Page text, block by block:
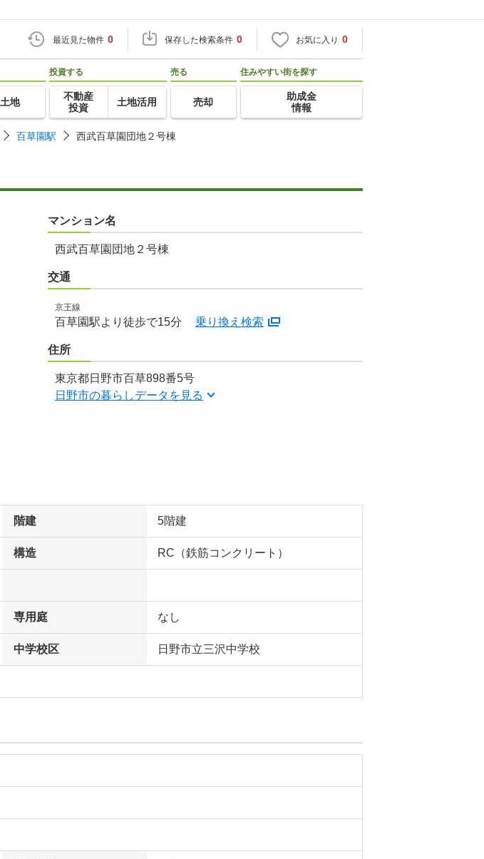
最近見た物件 0 保存した検索条件 0 お気に入り 0
土地
投資する
不動産
投資
土地活用
売る
売却
住みやすい街を探す
助成金
情報
百草園駅 西武百草園団地２号棟
マンション名
西武百草園団地２号棟
交通
京王線
百草園駅より徒歩で15分 乗り換え検索
住所
東京都日野市百草898番5号
日野市の暮らしデータを見る
階建 5階建
構造 RC（鉄筋コンクリート）
専用庭 なし
中学校区 日野市立三沢中学校